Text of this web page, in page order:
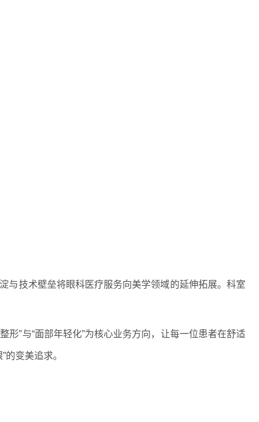
与技术壁垒将眼科医疗服务向美学领域的延伸拓展。科室
”与“面部年轻化”为核心业务方向，让每一位患者在舒适
变美追求。